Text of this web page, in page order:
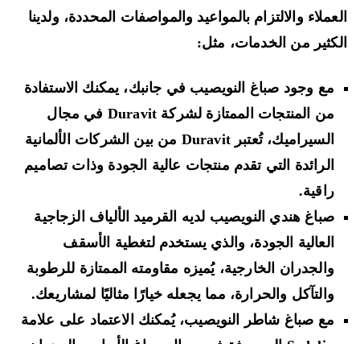
والالتزام بالمواعيد والمواصفات المحددة، ولدينا
من الخدمات، مثل:
مع وجود صباغ النويصيب في جانبك، يمكنك الاستفادة
من المنتجات الممتازة لشركة Duravit في مجال
السيراميك، تُعتبر Duravit من بين الشركات الألمانية
الرائدة التي تقدم منتجات عالية الجودة وذات تصاميم
راقية.
صباغ هندي النويصيب لديه القرميد الألياف الزجاجية
العالية الجودة، والذي يستخدم لتغطية الأسقف
والجدران الخارجية، يُميزه مقاومته الممتازة للرطوبة
والتآكل والحرارة، مما يجعله خيارًا مثاليًا لمشاريعك.
مع صباغ شاطر النويصيب، يُمكنك الاعتماد على علامة